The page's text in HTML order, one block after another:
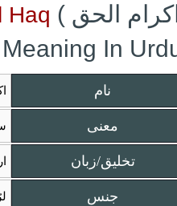
Haq ( اکرام الحق
In
نام
معنی
تخلیق/زبان
جنس